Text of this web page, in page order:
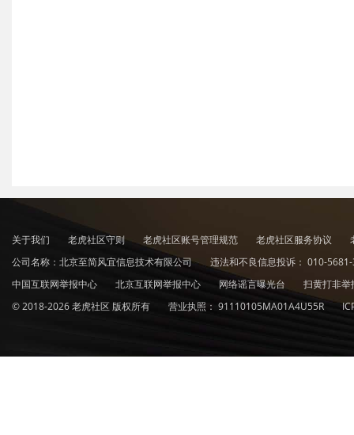
关于我们 老虎社区守则 老虎社区账号管理规范 老虎社区服务协议
公司名称：北京至简风宜信息技术有限公司
违法和不良信息投诉： 010-
中国互联网举报中心
北京互联网举报中心 网络谣言曝光台
扫黄打非
© 2018-2026 老虎社区 版权所有
营业执照： 91110105MA01A4U55R